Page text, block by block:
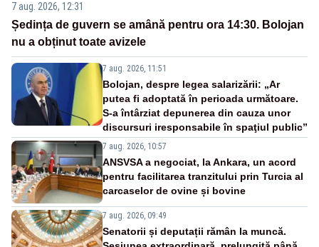
7 aug. 2026, 12:31
Ședința de guvern se amână pentru ora 14:30. Bolojan
nu a obținut toate avizele
7 aug. 2026, 11:51
Bolojan, despre legea salarizării: „Ar
putea fi adoptată în perioada următoare.
S-a întârziat depunerea din cauza unor
discursuri iresponsabile în spaţiul public”
7 aug. 2026, 10:57
ANSVSA a negociat, la Ankara, un acord
pentru facilitarea tranzitului prin Turcia al
carcaselor de ovine și bovine
7 aug. 2026, 09:49
Senatorii și deputații rămân la muncă.